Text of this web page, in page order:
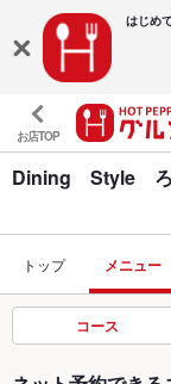
はじめ
お店TOP
Dining Style ろ
トップ メニュー
コース